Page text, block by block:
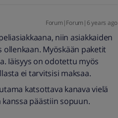
Forum|Forum|6 years ago
niin asiakkaiden
Myöskään paketit
Iäisyys on odotettu myös
ei tarvitsisi maksaa.
katsottava kanava vielä
päästiin sopuun.